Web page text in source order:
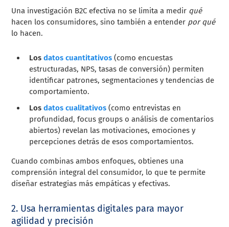
Una investigación B2C efectiva no se limita a medir qué
hacen los consumidores, sino también a entender por qué
lo hacen.
Losdatos cuantitativos (como encuestas
estructuradas, NPS, tasas de conversión) permiten
identificar patrones, segmentaciones y tendencias de
comportamiento.
Losdatos cualitativos (como entrevistas en
profundidad, focus groups o análisis de comentarios
abiertos) revelan las motivaciones, emociones y
percepciones detrás de esos comportamientos.
Cuando combinas ambos enfoques, obtienes una
comprensión integral del consumidor, lo que te permite
diseñar estrategias más empáticas y efectivas.
2. Usa herramientas digitales para mayor
agilidad y precisión